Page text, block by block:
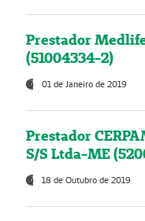
Prestador
(51004334-2)
01 de Janeiro de 2019
Prestador
S/S Ltda-ME
18 de Outubro de 2019